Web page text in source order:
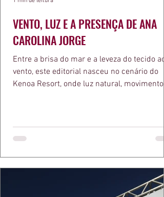
VENTO, LUZ E A PRESENÇA DE ANA
CAROLINA JORGE
Entre a brisa do mar e a leveza do tecido ao
vento, este editorial nasceu no cenário do
Kenoa Resort, onde luz natural, movimento e
bolsa da Malu Pires, em uma composição
algo de intemporal em vestir o vento e
que ele conduza a cena. Cada dobra do
cada reflexo dourado da luz sobre a pe